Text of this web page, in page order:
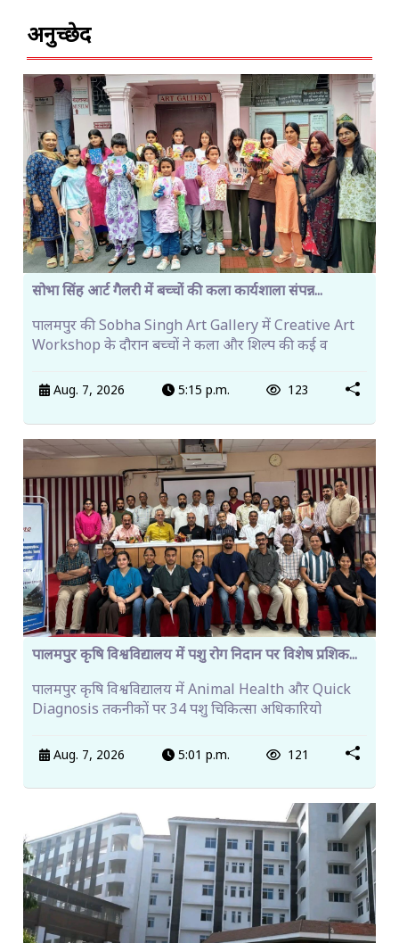
अनुच्छेद
सोभा सिंह आर्ट गैलरी में बच्चों की कला कार्यशाला संपन्न...
पालमपुर की Sobha Singh Art Gallery में Creative Art
Workshop के दौरान बच्चों ने कला और शिल्प की कई व
Aug. 7, 2026 5:15 p.m. 123
पालमपुर कृषि विश्वविद्यालय में पशु रोग निदान पर विशेष प्रशिक...
पालमपुर कृषि विश्वविद्यालय में Animal Health और Quick
Diagnosis तकनीकों पर 34 पशु चिकित्सा अधिकारियो
Aug. 7, 2026 5:01 p.m. 121